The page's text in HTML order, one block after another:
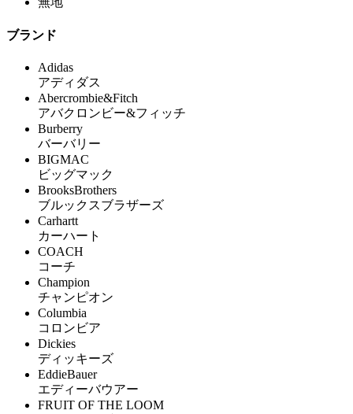
ブランド
Adidas
アディダス
Abercrombie&Fitch
アバクロンビー&フィッチ
Burberry
バーバリー
BIGMAC
ビッグマック
BrooksBrothers
ブルックスブラザーズ
Carhartt
カーハート
COACH
コーチ
Champion
チャンピオン
Columbia
コロンビア
Dickies
ディッキーズ
EddieBauer
エディーバウアー
FRUIT OF THE LOOM